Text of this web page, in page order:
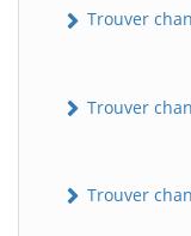
Trouver
Trouver
Trouver